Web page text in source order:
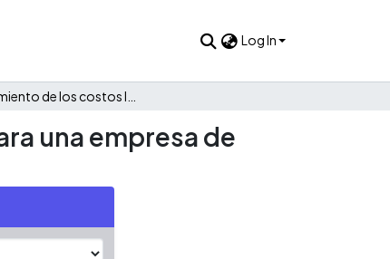
Log In
una empresa de